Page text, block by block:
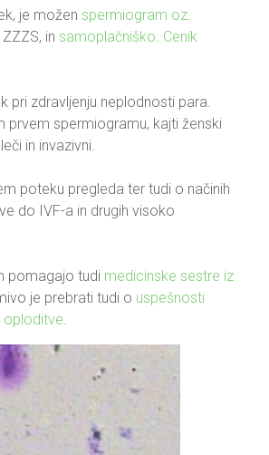
je možen spermiogram oz.
in samoplačniško. Cenik
pri zdravljenju neplodnosti para.
spermiogramu, kajti ženski
in invazivni.
poteku pregleda ter tudi o načinih
do IVF-a in drugih visoko
pomagajo tudi medicinske sestre iz
je prebrati tudi o uspešnosti
oploditve.